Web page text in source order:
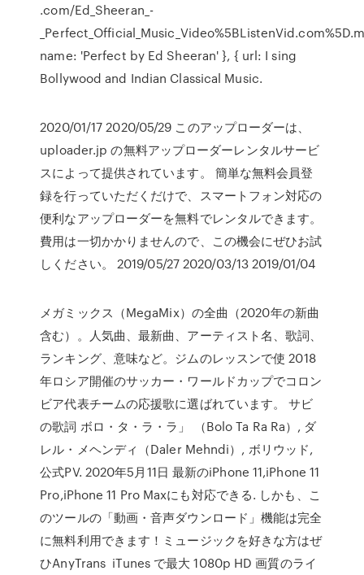
.com/Ed_Sheeran_-
name: 'Perfect by Ed Sheeran' }, { url: I sing
Bollywood and Indian Classical Music.
2020/01/17 2020/05/29 このアップローダーは、
uploader.jp の無料アップローダーレンタルサービ
スによって提供されています。 簡単な無料会員登
録を行っていただくだけで、スマートフォン対応の
便利なアップローダーを無料でレンタルできます。
費用は一切かかりませんので、この機会にぜひお試
しください。 2019/05/27 2020/03/13 2019/01/04
メガミックス（MegaMix）の全曲（2020年の新曲
含む）。人気曲、最新曲、アーティスト名、歌詞、
ランキング、意味など。ジムのレッスンで使 2018
年ロシア開催のサッカー・ワールドカップでコロン
ビア代表チームの応援歌に選ばれています。 サビ
の歌詞 ボロ・タ・ラ・ラ」 （Bolo Ta Ra Ra）, ダ
レル・メヘンディ（Daler Mehndi）, ボリウッド,
公式PV. 2020年5月11日 最新のiPhone 11,iPhone 11
Pro,iPhone 11 Pro Maxにも対応できる. しかも、こ
のツールの「動画・音声ダウンロード」機能は完全
に無料利用できます！ミュージックを好きな方はぜ
ひAnyTrans iTunes で最大 1080p HD 画質のライ